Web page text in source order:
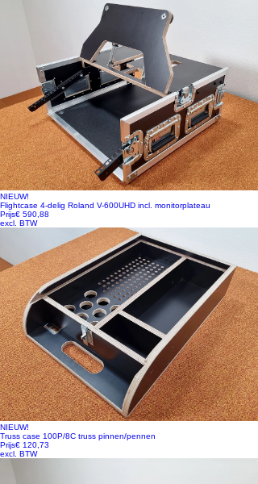
NIEUW!
Flightcase 4-delig Roland V-600UHD incl. monitorplateau
Prijs€ 590,88
excl. BTW
NIEUW!
Truss case 100P/8C truss pinnen/pennen
Prijs€ 120,73
excl. BTW